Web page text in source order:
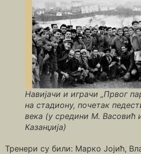
Навијачи и играчи „Првог
на стадиону, почетак
века (у средини М. Васовић
Казанџија)
Тренери су били: Марко Јојић,